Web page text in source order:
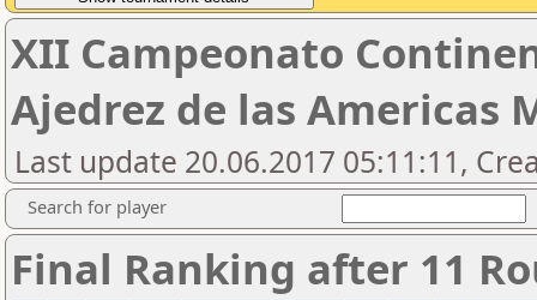
XII Campeonato
Ajedrez de las Americas
Last update 20.06.2017 05:11:11,
Search for player
Final Ranking after 11